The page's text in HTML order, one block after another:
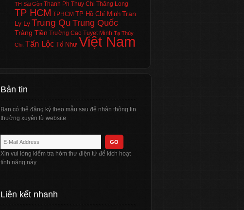
TH Sài Gòn Thanh Ph Thuy Chi Thăng Long
TP HCM TPHCM TP Hồ Chí Minh Tran
Ly LyTrung Qu Trung Quốc
Tràng Tiền Trường Cao Tuyet Minh Tạ Thùy
Chi. Tấn Lộc Tố Như Việt Nam
Bản tin
Bạn có thể đăng ký theo mẫu sau để nhận thông tin
thường xuyên từ website
Xin vui lòng kiểm tra hòm thư điện tử để kích hoạt
tính năng này.
Liên kết nhanh